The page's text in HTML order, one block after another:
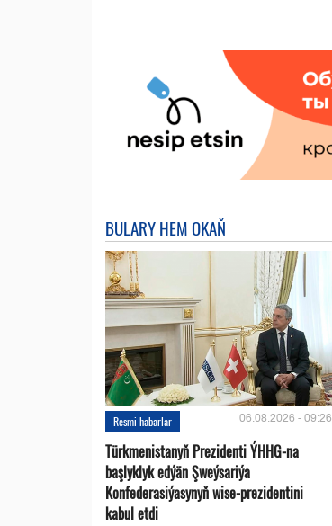
BULARY HEM OKAŇ
Resmi habarlar 06.08.2026 - 09:26
Türkmenistanyň Prezidenti ÝHHG-na
başlyklyk edýän Şweýsariýa
Konfederasiýasynyň wise-prezidentini
kabul etdi